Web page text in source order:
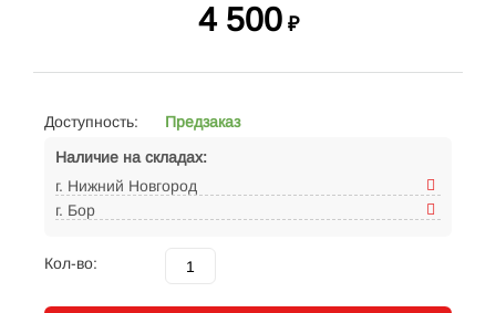
4 500 ₽
Доступность:
Предзаказ
Наличие на складах:
г. Нижний Новгород
г. Бор
Кол-во: